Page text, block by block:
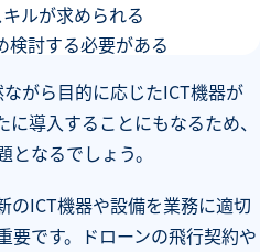
ルが求められる
検討する必要がある
がら目的に応じたICT機器が
導入することにもなるため、
なるでしょう。
のICT機器や設備を業務に適切
要です。ドローンの飛行契約や